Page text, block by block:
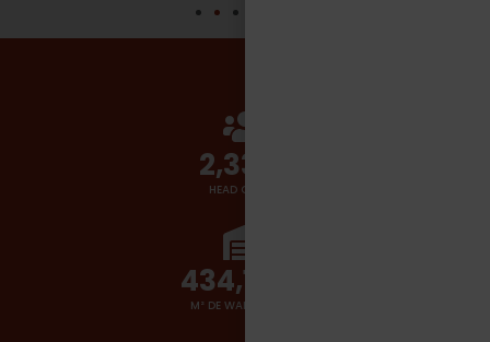
2,700
HEAD COUNT
510,000
M² DE WAREHOUSES